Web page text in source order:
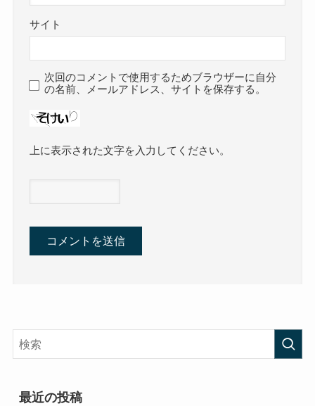
サイト
次回のコメントで使用するためブラウザーに自分
の名前、メールアドレス、サイトを保存する。
上に表示された文字を入力してください。
最近の投稿